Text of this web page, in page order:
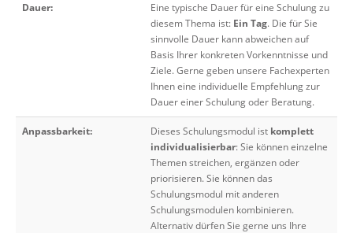
Dauer:
Eine typische Dauer für eine Schulung zu
diesem Thema ist: Ein Tag. Die für Sie
sinnvolle Dauer kann abweichen auf
Basis Ihrer konkreten Vorkenntnisse und
Ziele. Gerne geben unsere Fachexperten
Ihnen eine individuelle Empfehlung zur
Dauer einer Schulung oder Beratung.
Anpassbarkeit: Dieses Schulungsmodul ist komplett
individualisierbar: Sie können einzelne
Themen streichen, ergänzen oder
priorisieren. Sie können das
Schulungsmodul mit anderen
Schulungsmodulen kombinieren.
Alternativ dürfen Sie gerne uns Ihre